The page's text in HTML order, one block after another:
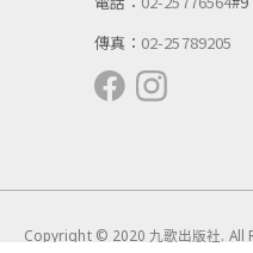
傳真： 02-25789205
Copyright © 2020 九歌出版社. All